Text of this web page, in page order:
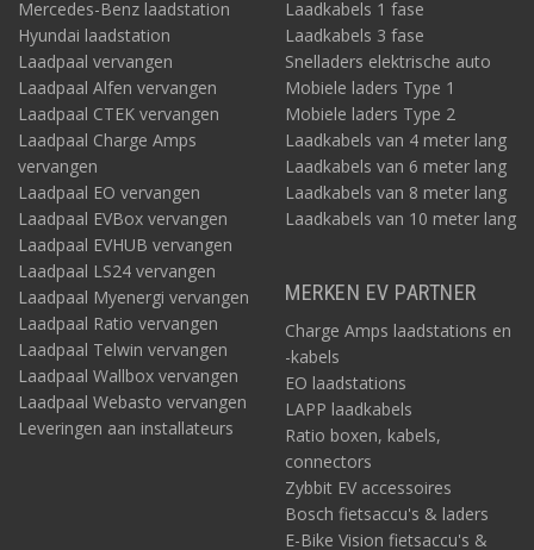
Mercedes-Benz laadstation
Hyundai laadstation
Laadpaal vervangen
Laadpaal Alfen vervangen
Laadpaal CTEK vervangen
Laadpaal Charge Amps
vervangen
Laadpaal EO vervangen
Laadpaal EVBox vervangen
Laadpaal EVHUB vervangen
Laadpaal LS24 vervangen
Laadpaal Myenergi vervangen
Laadpaal Ratio vervangen
Laadpaal Telwin vervangen
Laadpaal Wallbox vervangen
Laadpaal Webasto vervangen
Leveringen aan installateurs
Laadkabels 1 fase
Laadkabels 3 fase
Snelladers elektrische auto
Mobiele laders Type 1
Mobiele laders Type 2
Laadkabels van 4 meter lang
Laadkabels van 6 meter lang
Laadkabels van 8 meter lang
Laadkabels van 10 meter lang
MERKEN EV PARTNER
Charge Amps laadstations en
-kabels
EO laadstations
LAPP laadkabels
Ratio boxen, kabels,
connectors
Zybbit EV accessoires
Bosch fietsaccu's & laders
E-Bike Vision fietsaccu's &